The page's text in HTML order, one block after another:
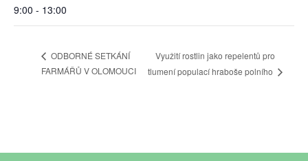
9:00 - 13:00
ODBORNÉ SETKÁNÍ
FARMÁŘŮ V OLOMOUCI
Využití rostlin jako repelentů pro
tlumení populací hraboše polního